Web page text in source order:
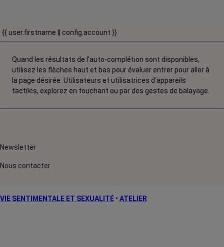
{{ user.firstname || config.account }}
Quand les résultats de l'auto-complétion sont disponibles,
utilisez les flèches haut et bas pour évaluer entrer pour aller à
la page désirée. Utilisateurs et utilisatrices d‘appareils
tactiles, explorez en touchant ou par des gestes de balayage.
Newsletter
Nous contacter
VIE SENTIMENTALE ET SEXUALITÉ • ATELIER